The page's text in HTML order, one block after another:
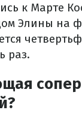
к Марте
Элины на
раз.